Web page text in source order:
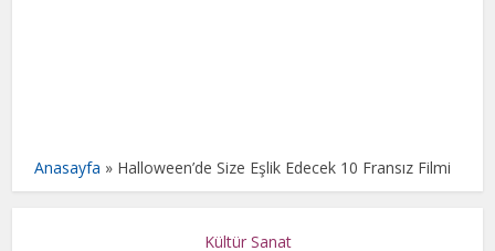
Anasayfa » Halloween’de Size Eşlik Edecek 10 Fransız Filmi
Kültür Sanat